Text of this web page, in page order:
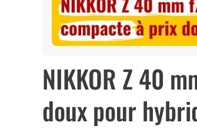
NIKKOR Z 40
doux pour